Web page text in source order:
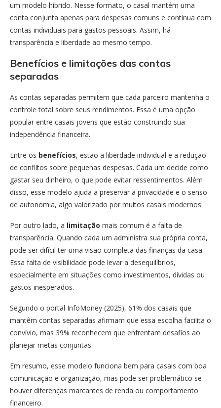
um modelo híbrido. Nesse formato, o casal mantém uma
conta conjunta apenas para despesas comuns e continua com
contas individuais para gastos pessoais. Assim, há
transparência e liberdade ao mesmo tempo.
Benefícios e limitações das contas
separadas
As contas separadas permitem que cada parceiro mantenha o
controle total sobre seus rendimentos. Essa é uma opção
popular entre casais jovens que estão construindo sua
independência financeira.
Entre os benefícios, estão a liberdade individual e a redução
de conflitos sobre pequenas despesas. Cada um decide como
gastar seu dinheiro, o que pode evitar ressentimentos. Além
disso, esse modelo ajuda a preservar a privacidade e o senso
de autonomia, algo valorizado por muitos casais modernos.
Por outro lado, a limitação mais comum é a falta de
transparência. Quando cada um administra sua própria conta,
pode ser difícil ter uma visão completa das finanças da casa.
Essa falta de visibilidade pode levar a desequilíbrios,
especialmente em situações como investimentos, dívidas ou
gastos inesperados.
Segundo o portal InfoMoney (2025), 61% dos casais que
mantêm contas separadas afirmam que essa escolha facilita o
convívio, mas 39% reconhecem que enfrentam desafios ao
planejar metas conjuntas.
Em resumo, esse modelo funciona bem para casais com boa
comunicação e organização, mas pode ser problemático se
houver diferenças marcantes de renda ou comportamento
financeiro.